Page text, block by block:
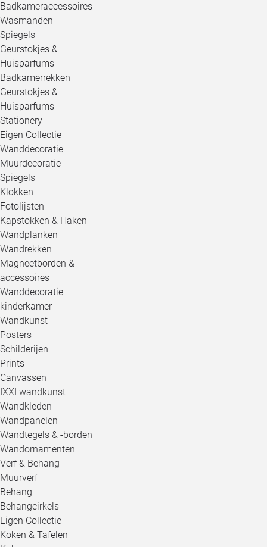
Badkameraccessoires
Wasmanden
Spiegels
Geurstokjes &
Huisparfums
Badkamerrekken
Geurstokjes &
Huisparfums
Stationery
Eigen Collectie
Wanddecoratie
Muurdecoratie
Spiegels
Klokken
Fotolijsten
Kapstokken & Haken
Wandplanken
Wandrekken
Magneetborden & -
accessoires
Wanddecoratie
kinderkamer
Wandkunst
Posters
Schilderijen
Prints
Canvassen
IXXI wandkunst
Wandkleden
Wandpanelen
Wandtegels & -borden
Wandornamenten
Verf & Behang
Muurverf
Behang
Behangcirkels
Eigen Collectie
Koken & Tafelen